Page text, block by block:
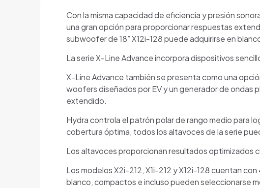
Con la misma capacidad de eficiencia y presión
una gran opción para proporcionar respuestas
subwoofer de 18” X12i-128 puede adquirirse en
La serie X-Line Advance incorpora dispositivos
X-Line Advance también se presenta como una
woofers diseñados por EV y un generador de ondas
extendido.
Hydra controla el patrón polar de rango medio para
cobertura óptima, todos los altavoces de la serie
Los altavoces proporcionan resultados optimizados
Los modelos X2i-212, X1i-212 y X12i-128 cuentan
blanco, compactos e incluso pueden seleccionarse